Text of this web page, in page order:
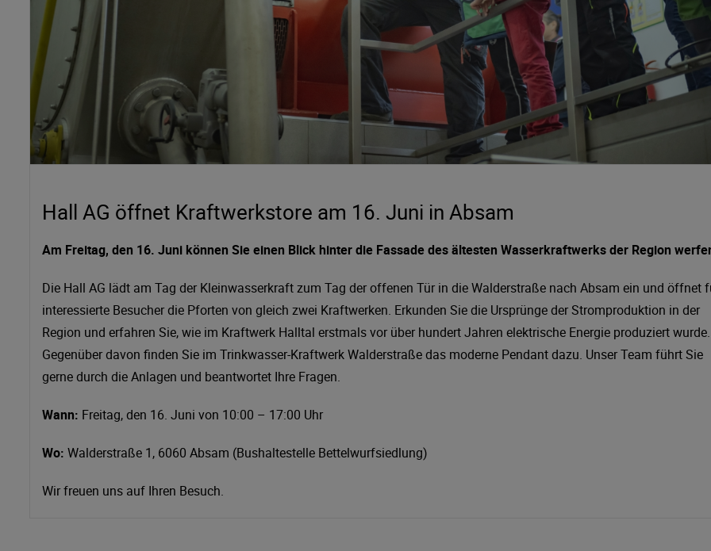
Hall AG öffnet Kraftwerkstore am 16. Juni in Absam
Am Freitag, den 16. Juni können Sie einen Blick hinter die Fassade des ältesten Wasserkraftwerks der Region
Die Hall AG lädt am Tag der Kleinwasserkraft zum Tag der offenen Tür in die Walderstraße nach Absam ein und öffnet
interessierte Besucher die Pforten von gleich zwei Kraftwerken. Erkunden Sie die Ursprünge der Stromproduktion in der
Region und erfahren Sie, wie im Kraftwerk Halltal erstmals vor über hundert Jahren elektrische Energie produziert wurde.
Gegenüber davon finden Sie im Trinkwasser-Kraftwerk Walderstraße das moderne Pendant dazu. Unser Team führt Sie
gerne durch die Anlagen und beantwortet Ihre Fragen.
Wann: Freitag, den 16. Juni von 10:00 – 17:00 Uhr
Wo: Walderstraße 1, 6060 Absam (Bushaltestelle Bettelwurfsiedlung)
Wir freuen uns auf Ihren Besuch.